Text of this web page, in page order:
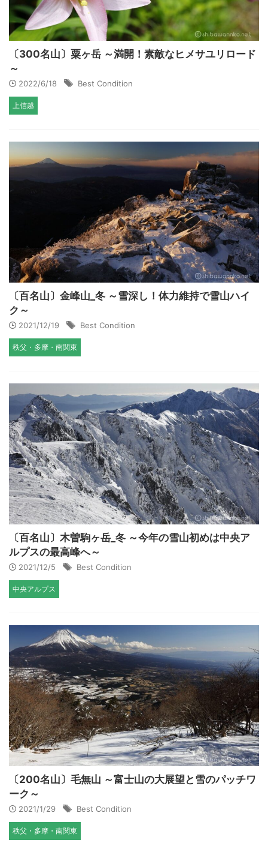
〔300名山〕粟ヶ岳 ～満開！素敵なヒメサユリロード
～
2022/6/18 Best Condition
上信越
〔百名山〕金峰山_冬 ～雪深し！体力維持で雪山ハイ
ク～
2021/12/19 Best Condition
秩父・多摩・南関東
〔百名山〕木曽駒ヶ岳_冬 ～今年の雪山初めは中央ア
ルプスの最高峰へ～
2021/12/5 Best Condition
中央アルプス
〔200名山〕毛無山 ～富士山の大展望と雪のパッチワ
ーク～
2021/1/29 Best Condition
秩父・多摩・南関東